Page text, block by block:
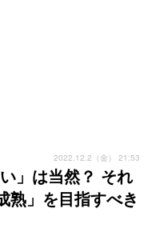
」は当然？ それ
熟」を目指すべき
2022.12.2（金） 21:53